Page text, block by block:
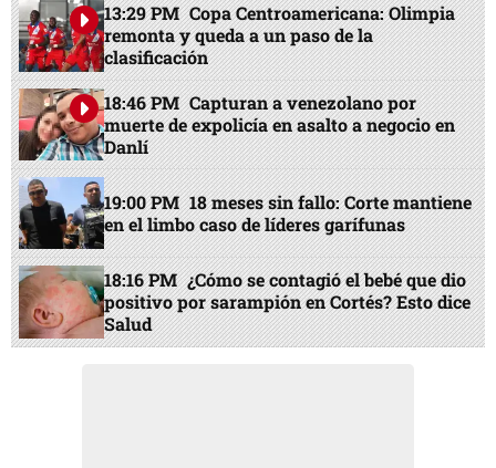
13:29 PM Copa Centroamericana: Olimpia
remonta y queda a un paso de la
clasificación
18:46 PM Capturan a venezolano por
muerte de expolicía en asalto a negocio en
Danlí
19:00 PM 18 meses sin fallo: Corte mantiene
en el limbo caso de líderes garífunas
18:16 PM ¿Cómo se contagió el bebé que dio
positivo por sarampión en Cortés? Esto dice
Salud